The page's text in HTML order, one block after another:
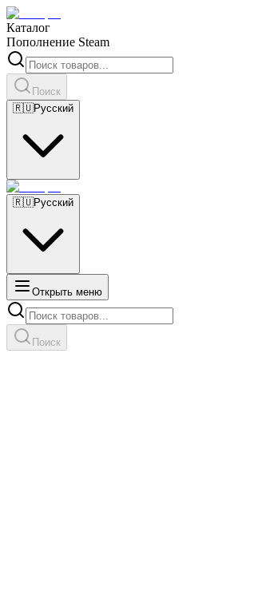
Каталог
Пополнение Steam
Поиск
🇷🇺Русский
🇷🇺Русский
Открыть меню
Поиск